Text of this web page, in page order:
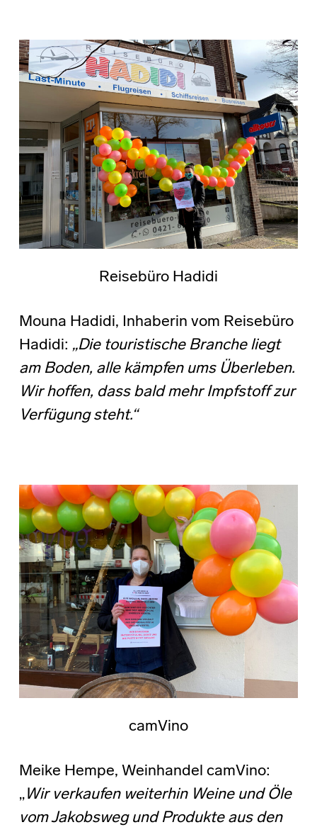
Reisebüro Hadidi
Mouna Hadidi, Inhaberin vom Reisebüro
Hadidi: „Die touristische Branche liegt
am Boden, alle kämpfen ums Überleben.
Wir hoffen, dass bald mehr Impfstoff zur
Verfügung steht.“
camVino
Meike Hempe, Weinhandel camVino:
„Wir verkaufen weiterhin Weine und Öle
vom Jakobsweg und Produkte aus den